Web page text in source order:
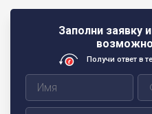
Заполни заявку
Получи ответ в